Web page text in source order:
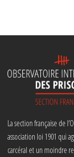
La section française de
association loi 1901 qui
carcéral et un moindre